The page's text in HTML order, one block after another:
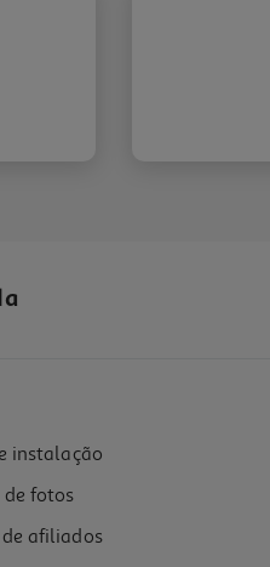
instalação
de fotos
afiliados